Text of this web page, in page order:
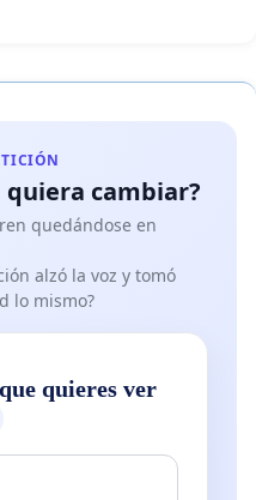
quiera cambiar?
quedándose en
alzó la voz y tomó
lo mismo?
quieres ver